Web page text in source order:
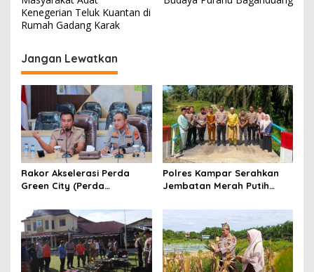
v
i
a
s
i
p
o
s
Kenegerian Teluk Kuantan di
Rumah Gadang Karak
Jangan Lewatkan
Rakor Akselerasi Perda
Green City (Perda
Pekanbaru Bersama Dinas
Lingkungan Hidup Kota
Pekanbaru dan Tim Pakar
Polres Kampar Serahkan
Jembatan Merah Putih
Warga Pulau Jambu Kuok